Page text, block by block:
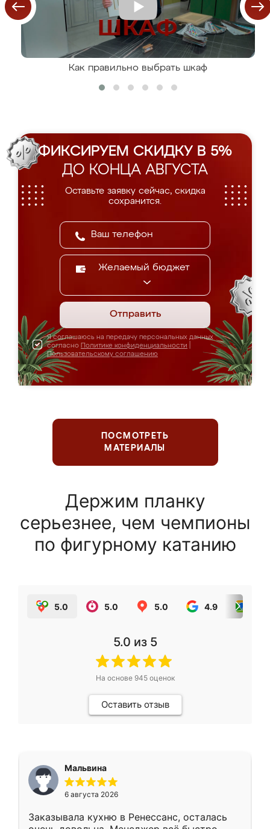
Как правильно выбрать шкаф
ФИКСИРУЕМ СКИДКУ В 5%
ДО КОНЦА АВГУСТА
Оставьте заявку сейчас, скидка
сохранится.
Желаемый бюджет
Отправить
Я соглашаюсь на передачу персональных данных
согласно Политике конфиденциальности
Пользовательскому соглашению
ПОСМОТРЕТЬ
МАТЕРИАЛЫ
Держим планку
серьезнее, чем чемпионы
по фигурному катанию
5.0 5.0 5.0 4.9
5.0 из 5
На основе 945оценок
Оставить отзыв
Мальвина
6 августа 2026
Заказывала кухню в Ренессанс, осталась